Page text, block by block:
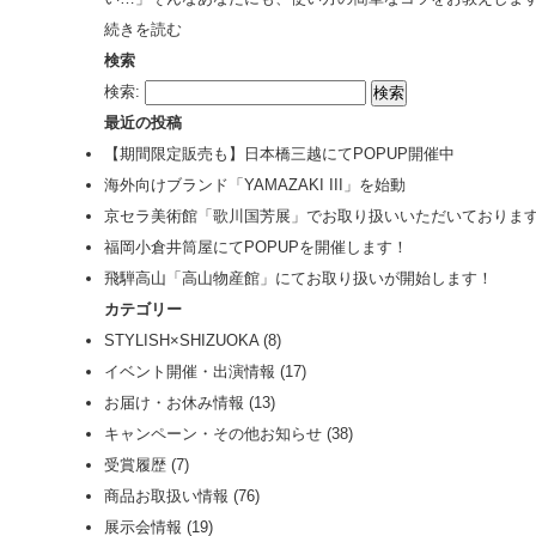
続きを読む
検索
検索:
最近の投稿
【期間限定販売も】日本橋三越にてPOPUP開催中
海外向けブランド「YAMAZAKI III」を始動
京セラ美術館「歌川国芳展」でお取り扱いいただいておりま
福岡小倉井筒屋にてPOPUPを開催します！
飛騨高山「高山物産館」にてお取り扱いが開始します！
カテゴリー
STYLISH×SHIZUOKA (8)
イベント開催・出演情報 (17)
お届け・お休み情報 (13)
キャンペーン・その他お知らせ (38)
受賞履歴 (7)
商品お取扱い情報 (76)
展示会情報 (19)